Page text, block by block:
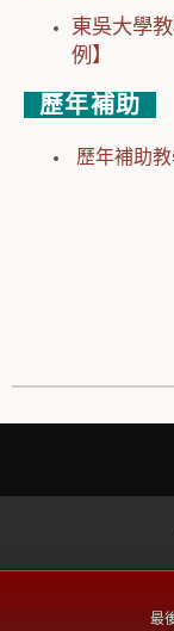
東吳大學
例】
歷年補助
歷年補助
最